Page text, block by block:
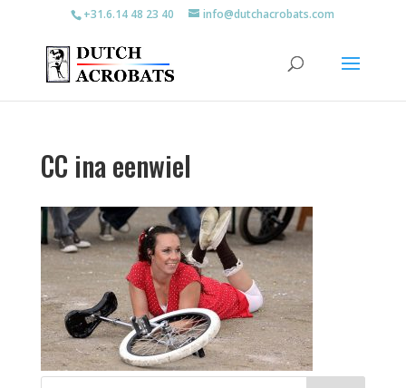
+31.6.14 48 23 40 info@dutchacrobats.com
CC ina eenwiel